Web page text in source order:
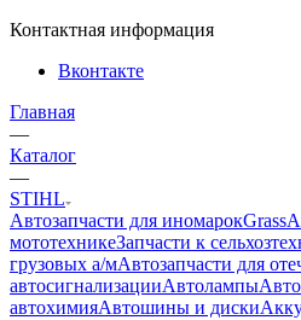
Контактная информация
Вконтакте
Главная
—
Каталог
—
STIHL
Автозапчасти для иномарокGrass
мототехникеЗапчасти к
грузовых а/мАвтозапчасти для
автосигнализацииАвтолампы
автохимияАвтошины и диски